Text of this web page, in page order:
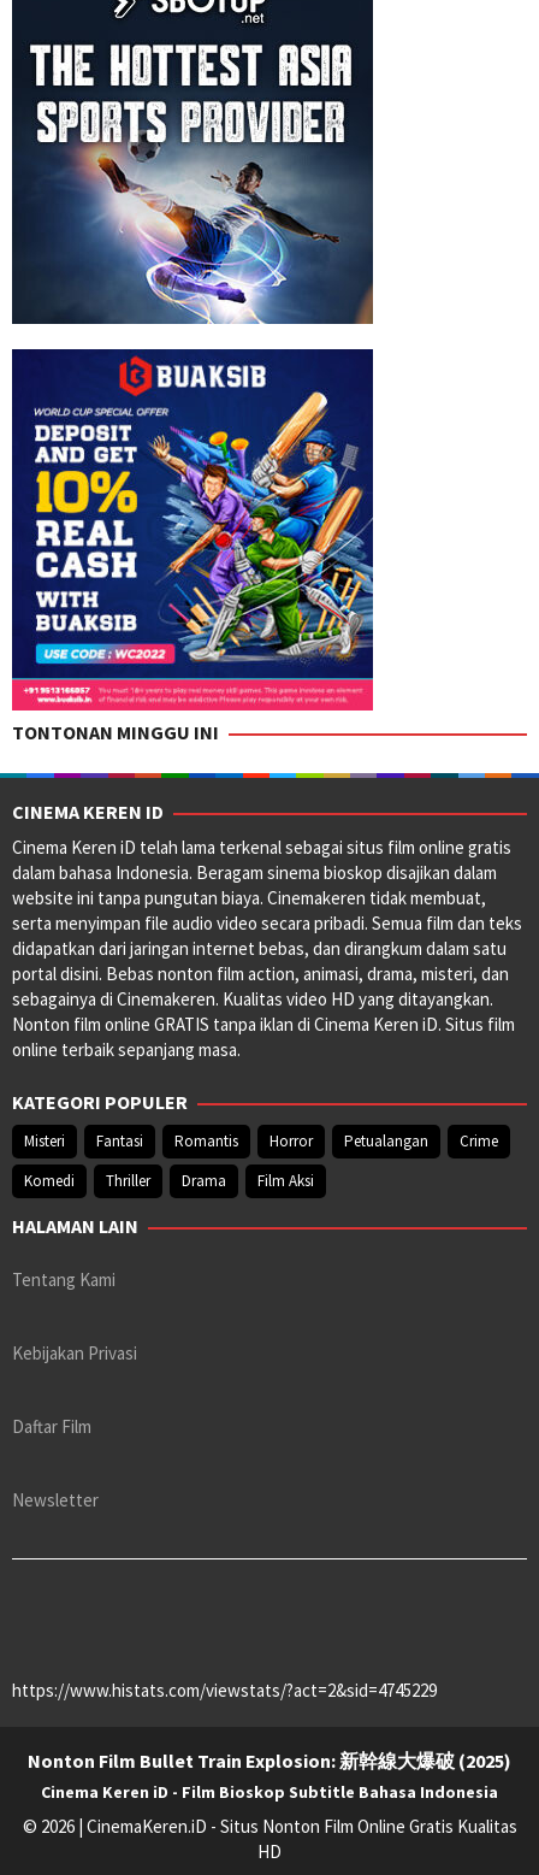
TONTONAN MINGGU INI
CINEMA KEREN ID
Cinema Keren iD telah lama terkenal sebagai situs film online gratis
dalam bahasa Indonesia. Beragam sinema bioskop disajikan dalam
website ini tanpa pungutan biaya. Cinemakeren tidak membuat,
serta menyimpan file audio video secara pribadi. Semua film dan teks
didapatkan dari jaringan internet bebas, dan dirangkum dalam satu
portal disini. Bebas nonton film action, animasi, drama, misteri, dan
sebagainya di Cinemakeren. Kualitas video HD yang ditayangkan.
Nonton film online GRATIS tanpa iklan di Cinema Keren iD. Situs film
online terbaik sepanjang masa.
KATEGORI POPULER
Misteri Fantasi Romantis Horror Petualangan
Crime
Komedi
Thriller Drama Film Aksi
HALAMAN LAIN
Tentang Kami
Kebijakan Privasi
Daftar Film
Newsletter
https://www.histats.com/viewstats/?act=2&sid=4745229
Nonton Film Bullet Train Explosion: 新幹線大爆破 (2025)
Cinema Keren iD - Film Bioskop Subtitle Bahasa Indonesia
© 2026 | CinemaKeren.iD - Situs Nonton Film Online Gratis Kualitas
HD